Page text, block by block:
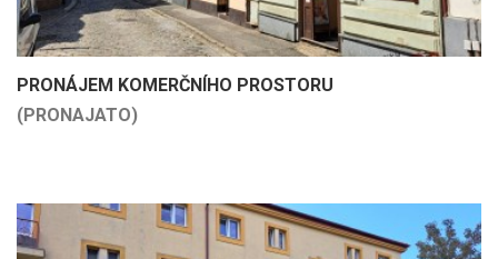
PRONÁJEM KOMERČNÍHO PROSTORU
(PRONAJATO)